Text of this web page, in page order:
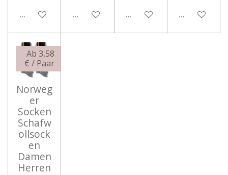
In den WarenkorbBei Verfügbarkeit benachrichtigen
In den WarenkorbIn den
Ab 3,58
€ / Paar
Norweg
er
Socken
Schafw
ollsock
en
Damen
Herren